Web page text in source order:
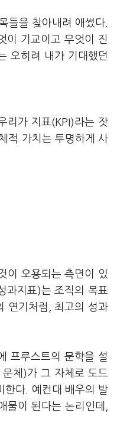
들을 찾아내려 애썼다.
이 기교이고 무엇이 진
오히려 내가 기대했던
리가 지표(KPI)라는 잣
적 가치는 투명하게 사
이 오용되는 측면이 있
과지표)는 조직의 목표
연기처럼, 최고의 성과
프루스트의 문학을 설
체)가 그 자체로 도드
한다. 예컨대 배우의 발
이 된다는 논리인데,